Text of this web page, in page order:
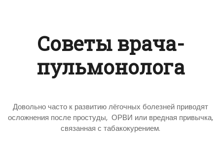
Советы врача-
пульмонолога
Довольно часто к развитию лёгочных болезней приводят
осложнения после простуды, ОРВИ или вредная привычка,
связанная с табакокурением.